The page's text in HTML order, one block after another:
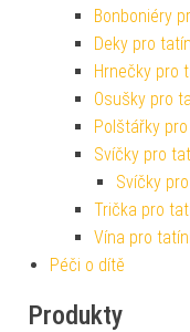
Bonboniéry
Deky pro
Hrnečky pro
Osušky pro
Polštářky
Svíčky pro
Svíčky
Trička pro
Vína pro
Péči o dítě
Produkty